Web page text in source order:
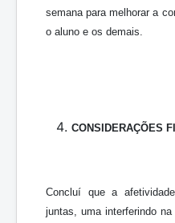
semana para melhorar a
o aluno e os demais.
CONSIDERAÇÕES
Concluí que a
juntas, uma interferindo